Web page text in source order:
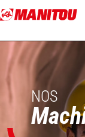
Aller
au
principal
NOS